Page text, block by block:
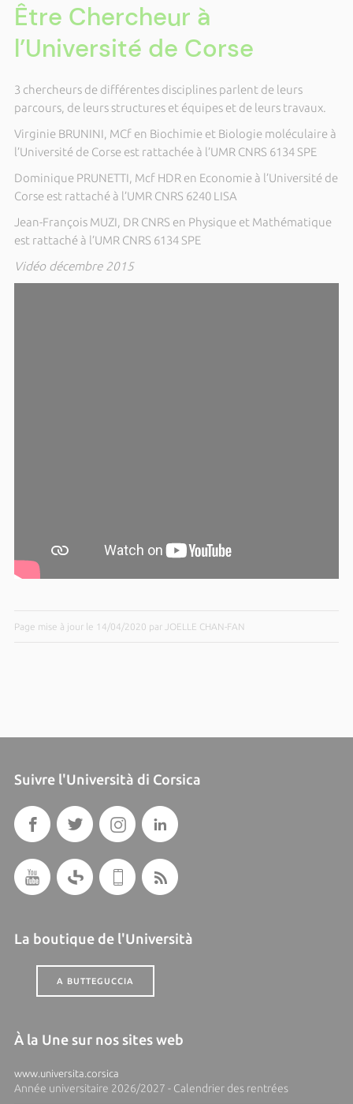
Être Chercheur à
l’Université de Corse
3 chercheurs de différentes disciplines parlent de leurs
parcours, de leurs structures et équipes et de leurs travaux.
Virginie BRUNINI, MCf en Biochimie et Biologie moléculaire à
l’Université de Corse est rattachée à l’UMR CNRS 6134 SPE
Dominique PRUNETTI, Mcf HDR en Economie à l’Université de
Corse est rattaché à l’UMR CNRS 6240 LISA
Jean-François MUZI, DR CNRS en Physique et Mathématique
est rattaché à l’UMR CNRS 6134 SPE
Vidéo décembre 2015
Page mise à jour le 14/04/2020 par JOELLE CHAN-FAN
Suivre l'Università di Corsica
La boutique de l'Università
A BUTTEGUCCIA
À la Une sur nos sites web
www.universita.corsica
Année universitaire 2026/2027 - Calendrier des rentrées